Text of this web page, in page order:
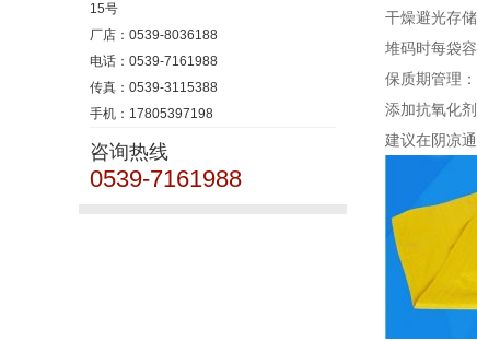
15号
厂店：0539-8036188
电话：0539-7161988
传真：0539-3115388
手机：17805397198
咨询热线
0539-7161988
干燥避光存
堆码时每袋
保质期管理‌：
添加抗氧化
建议在阴凉